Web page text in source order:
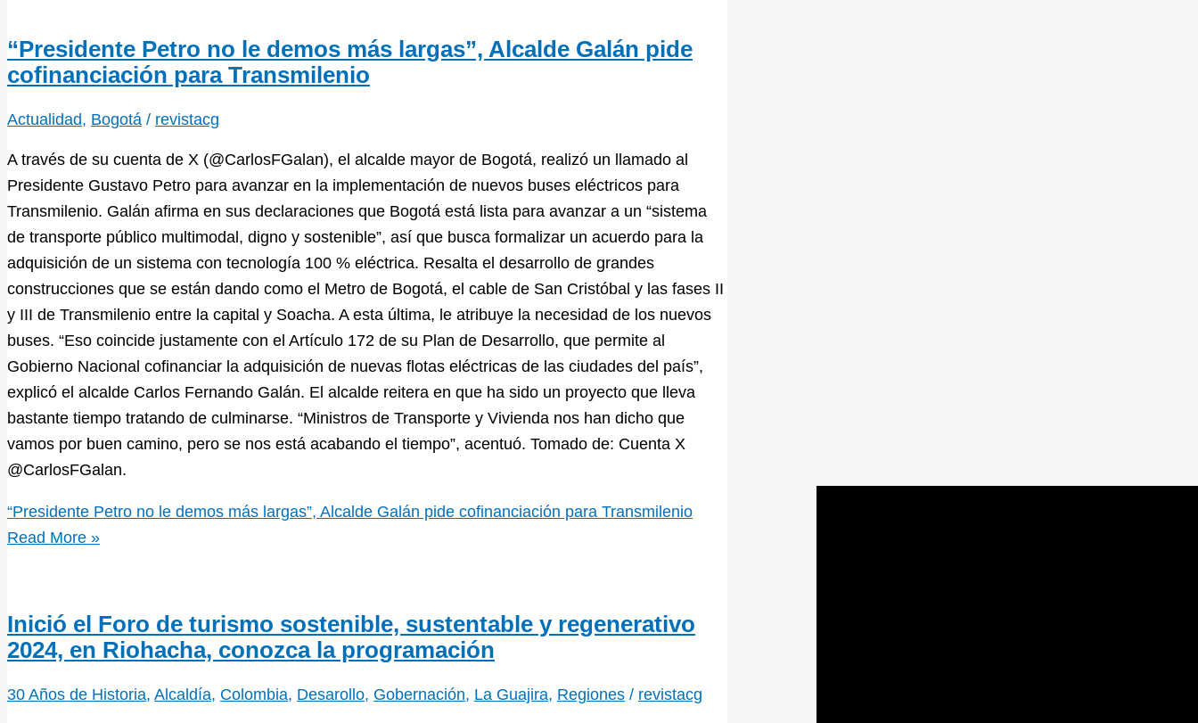
“Presidente Petro no le demos más largas”, Alcalde Galán pide
cofinanciación para Transmilenio
Actualidad, Bogotá / revistacg
A través de su cuenta de X (@CarlosFGalan), el alcalde mayor de Bogotá, realizó un llamado al
Presidente Gustavo Petro para avanzar en la implementación de nuevos buses eléctricos para
Transmilenio. Galán afirma en sus declaraciones que Bogotá está lista para avanzar a un “sistema
de transporte público multimodal, digno y sostenible”, así que busca formalizar un acuerdo para la
adquisición de un sistema con tecnología 100 % eléctrica. Resalta el desarrollo de grandes
construcciones que se están dando como el Metro de Bogotá, el cable de San Cristóbal y las fases II
y III de Transmilenio entre la capital y Soacha. A esta última, le atribuye la necesidad de los nuevos
buses. “Eso coincide justamente con el Artículo 172 de su Plan de Desarrollo, que permite al
Gobierno Nacional cofinanciar la adquisición de nuevas flotas eléctricas de las ciudades del país”,
explicó el alcalde Carlos Fernando Galán. El alcalde reitera en que ha sido un proyecto que lleva
bastante tiempo tratando de culminarse. “Ministros de Transporte y Vivienda nos han dicho que
vamos por buen camino, pero se nos está acabando el tiempo”, acentuó. Tomado de: Cuenta X
@CarlosFGalan.
“Presidente Petro no le demos más largas”, Alcalde Galán pide cofinanciación para Transmilenio
Read More »
Inició el Foro de turismo sostenible, sustentable y regenerativo
2024, en Riohacha, conozca la programación
30 Años de Historia, Alcaldía, Colombia, Desarollo, Gobernación, La Guajira, Regiones / revistacg